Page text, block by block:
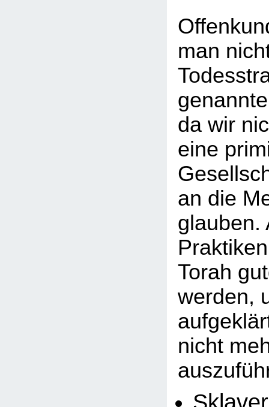
man
da wir
eine
an die
glauben.
Torah
werden,
nicht